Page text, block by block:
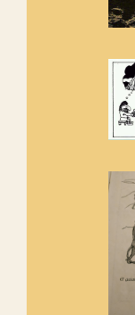
Els